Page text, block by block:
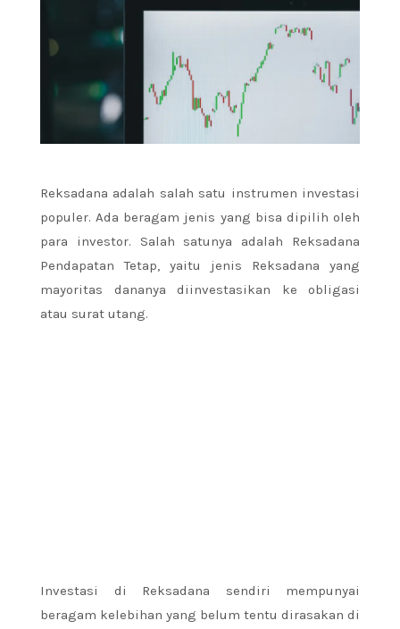
Reksadana adalah salah satu instrumen investasi
populer. Ada beragam jenis yang bisa dipilih oleh
para investor. Salah satunya adalah Reksadana
Pendapatan Tetap, yaitu jenis Reksadana yang
mayoritas dananya diinvestasikan ke obligasi
atau surat utang.
Investasi di Reksadana sendiri mempunyai
beragam kelebihan yang belum tentu dirasakan di